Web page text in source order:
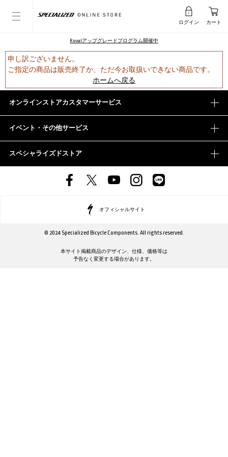
ログイン カート
Rovalアップグレードプログラム開催中
申し訳ございません。
ご指定の商品は販売終了か、ただ今お取扱いできない商品です。
ホームへ戻る
オンラインストアカスタマーサービス
イベント・その他サービス
スペシャライズドストア
オフィシャルサイト
© 2024 Specialized Bicycle Components. All rights reserved.
本サイト掲載商品のデザイン、仕様、価格等は
予告なく変更する場合があります。